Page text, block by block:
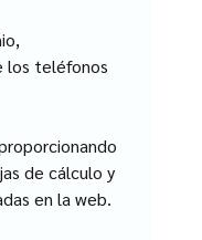
los teléfonos
de cálculo y
en la web.